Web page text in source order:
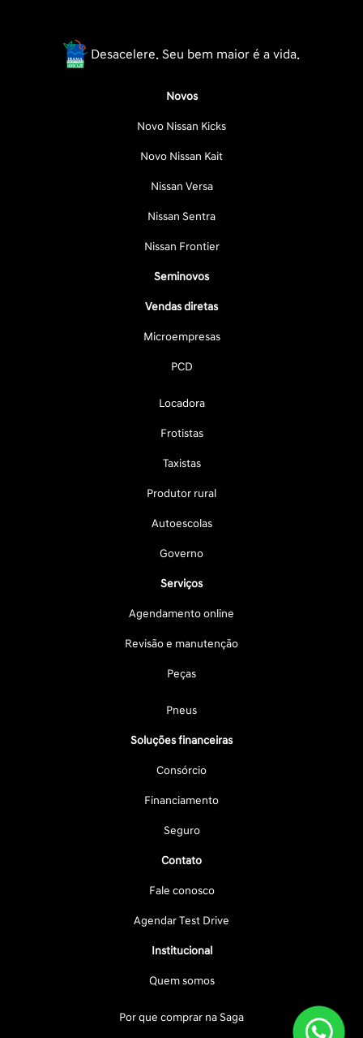
Desacelere. Seu bem maior é a vida.
Novos
Novo Nissan Kicks
Novo Nissan Kait
Nissan Versa
Nissan Sentra
Nissan Frontier
Seminovos
Vendas diretas
Microempresas
PCD
Locadora
Frotistas
Taxistas
Produtor rural
Autoescolas
Governo
Serviços
Agendamento online
Revisão e manutenção
Peças
Pneus
Soluções financeiras
Consórcio
Financiamento
Seguro
Contato
Fale conosco
Agendar Test Drive
Institucional
Quem somos
Por que comprar na Saga